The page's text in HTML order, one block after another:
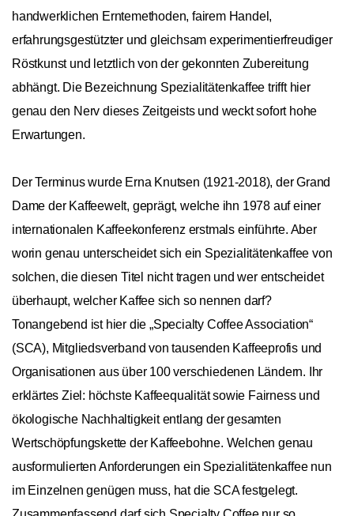
handwerklichen Erntemethoden, fairem Handel,
erfahrungsgestützter und gleichsam experimentierfreudiger
Röstkunst und letztlich von der gekonnten Zubereitung
abhängt. Die Bezeichnung Spezialitätenkaffee trifft hier
genau den Nerv dieses Zeitgeists und weckt sofort hohe
Erwartungen.
Der Terminus wurde Erna Knutsen (1921-2018), der Grand
Dame der Kaffeewelt, geprägt, welche ihn 1978 auf einer
internationalen Kaffeekonferenz erstmals einführte. Aber
worin genau unterscheidet sich ein Spezialitätenkaffee von
solchen, die diesen Titel nicht tragen und wer entscheidet
überhaupt, welcher Kaffee sich so nennen darf?
Tonangebend ist hier die „Specialty Coffee Association“
(SCA), Mitgliedsverband von tausenden Kaffeeprofis und
Organisationen aus über 100 verschiedenen Ländern. Ihr
erklärtes Ziel: höchste Kaffeequalität sowie Fairness und
ökologische Nachhaltigkeit entlang der gesamten
Wertschöpfungskette der Kaffeebohne. Welchen genau
ausformulierten Anforderungen ein Spezialitätenkaffee nun
im Einzelnen genügen muss, hat die SCA festgelegt.